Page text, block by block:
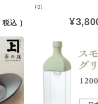
税込
（0）
¥